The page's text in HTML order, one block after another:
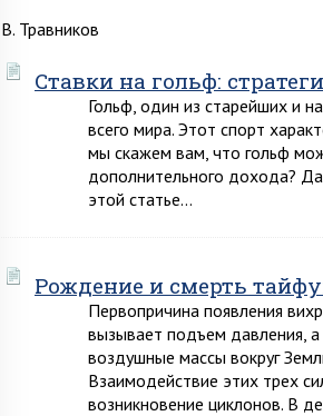
В. Травников
Ставки на гольф:
Гольф, один из старейших и
всего мира. Этот спорт
мы скажем вам, что гольф
дополнительного дохода?
этой статье…
Рождение и смерть
Первопричина появления
вызывает подъем давления,
воздушные массы вокруг
Взаимодействие этих трех
возникновение циклонов. В